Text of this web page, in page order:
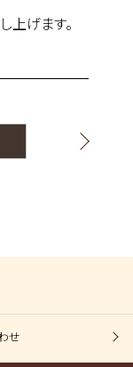
上げます。
せ